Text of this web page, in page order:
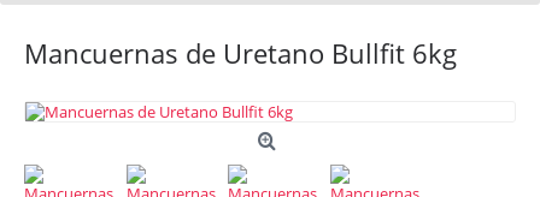
Mancuernas de Uretano Bullfit 6kg